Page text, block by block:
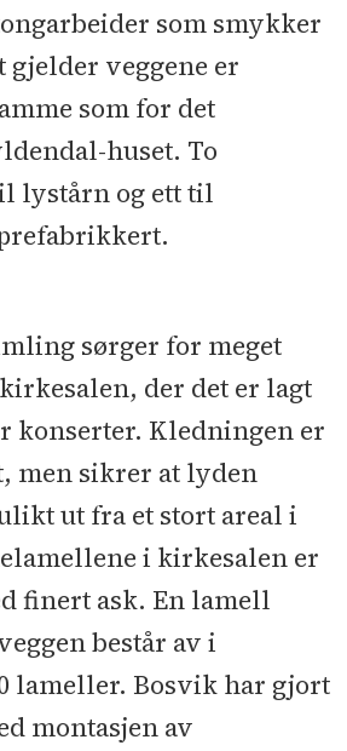
som smykker
gjelder veggene er
som for det
huset. To
lystårn og ett til
sørger for meget
der det er lagt
konserter. Kledningen er
men sikrer at lyden
ut fra et stort areal i
i kirkesalen er
finert ask. En lamell
består av i
lameller. Bosvik har gjort
montasjen av